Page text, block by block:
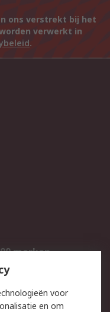
ons verstrekt bij het
verwerkt in
.
merken
voor
en om